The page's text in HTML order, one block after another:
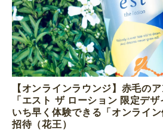
【オンラインラウンジ】赤毛の
「エスト ザ ローション 限定デ
いち早く体験できる「オンライ
招待（花王）